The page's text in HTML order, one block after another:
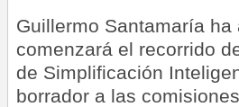
Guillermo Santamaría
comenzará el recorrido
de Simplificación
borrador a las